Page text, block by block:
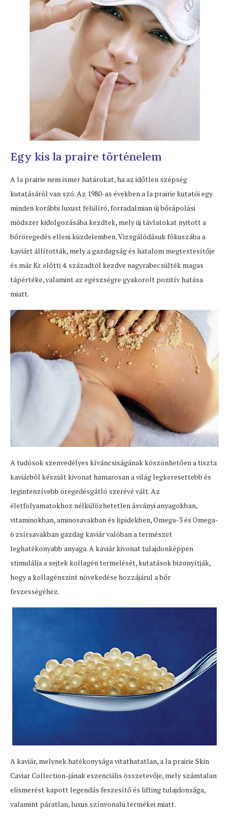
Egy kis la praire történelem
A la prairie nem ismer határokat, ha az időtlen szépség
kutatásáról van szó. Az 1980-as években a la prairie kutatói egy
minden korábbi luxust felülíró, forradalmian új bőrápolási
módszer kidolgozásába kezdtek, mely új távlatokat nyitott a
bőröregedés elleni küzdelemben. Vizsgálódásuk fókuszába a
kaviárt állították, mely a gazdagság és hatalom megtestesítője
és már Kr. előtti 4. századtól kezdve nagyrabecsülték magas
tápértéke, valamint az egészségre gyakorolt pozitív hatása
miatt.
A tudósok szenvedélyes kíváncsiságának köszönhetően a tiszta
kaviárból készült kivonat hamarosan a világ legkeresettebb és
legintenzívebb öregedésgátló szerévé vált. Az
életfolyamatokhoz nélkülözhetetlen ásványi anyagokban,
vitaminokban, aminosavakban és lipidekben, Omega-3 és Omega-
6 zsírsavakban gazdag kaviár valóban a természet
leghatékonyabb anyaga. A kaviár kivonat tulajdonképpen
stimulálja a sejtek kollagén termelését, kutatások bizonyítják,
hogy a kollagénszint növekedése hozzájárul a bőr
feszességéhez.
A kaviár, melynek hatékonysága vitathatatlan, a la prairie Skin
Caviar Collection-jának eszenciális összetevője, mely számtalan
elismerést kapott legendás feszesítő és lifting tulajdonsága,
valamint páratlan, luxus színvonalú termékei miatt.